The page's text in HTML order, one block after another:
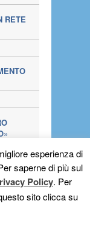
RETE
ED
esperienza di
saperne di più sul
Policy. Per
sito clicca su